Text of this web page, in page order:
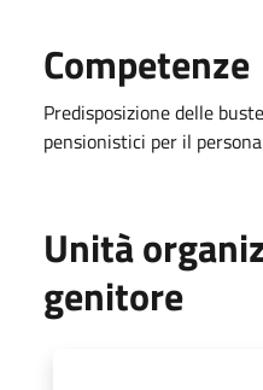
Competenze
Predisposizione delle
pensionistici per il
Unità
genitore